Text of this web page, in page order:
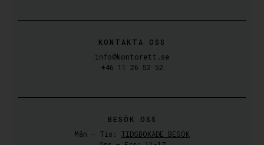
KONTAKTA OSS
info@kontorett.se
+46 11 26 52 52
BESÖK OSS
Mån – Tis: TIDSBOKADE BESÖK